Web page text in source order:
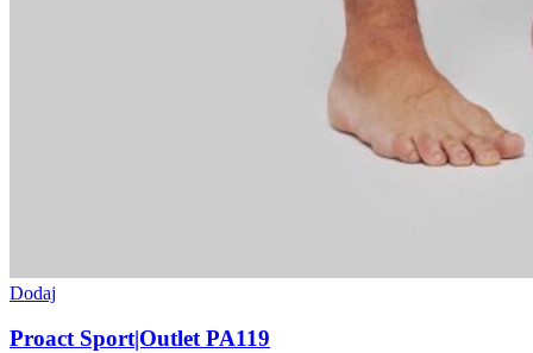
Dodaj
Proact Sport|Outlet PA119